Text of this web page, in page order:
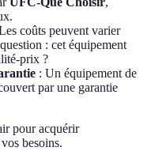
coûts peuvent varier
: cet équipement
prix ?
: Un équipement de
par une garantie
pour acquérir
besoins.